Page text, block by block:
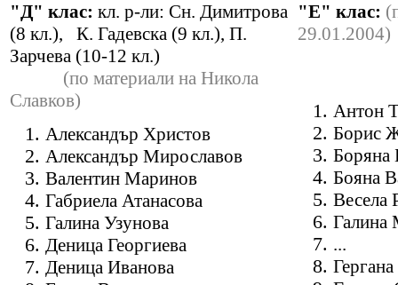
"Д" клас: кл. р-ли: Сн. Димитрова
(8 кл.), К. Гадевска (9 кл.), П.
Зарчева (10-12 кл.)
(по материали на Никола
Славков)
Александър Христов
Александър Мирославов
Валентин Маринов
Габриела Атанасова
Галина Узунова
Деница Георгиева
Деница Иванова
"E" клас:
29.01.2004)
Антон
Борис
Боряна
Бояна
Весела
Галина
...